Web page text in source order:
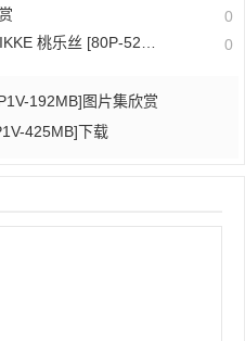
0
乐丝 [80P-528MB]下载 0
192MB]图片集欣赏
425MB]下载